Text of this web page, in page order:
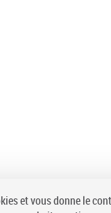
et vous donne le